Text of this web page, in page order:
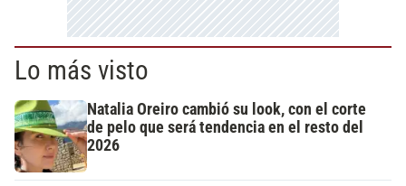
Lo más visto
Natalia Oreiro cambió su look, con el corte
de pelo que será tendencia en el resto del
2026